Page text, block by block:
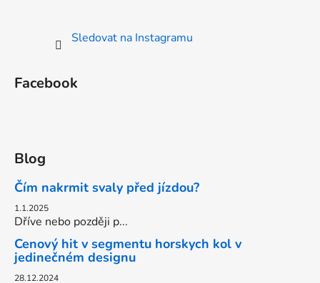
Sledovat na Instagramu
Facebook
Blog
Čím nakrmit svaly před jízdou?
1.1.2025
Dříve nebo později p...
Cenový hit v segmentu horskych kol v
jedinečném designu
28.12.2024